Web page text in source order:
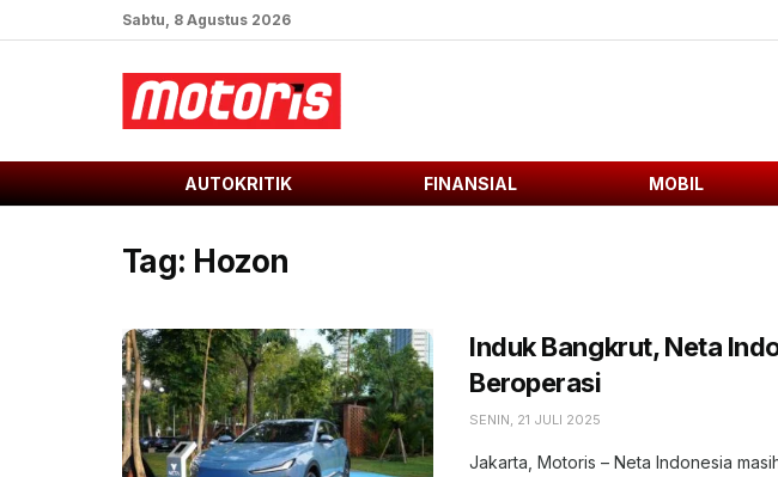
Sabtu, 8 Agustus 2026
AUTOKRITIK FINANSIAL MOBIL
Tag: Hozon
Induk Bangkrut, Neta
Beroperasi
SENIN, 21 JULI 2025
Jakarta, Motoris – Neta Indonesia